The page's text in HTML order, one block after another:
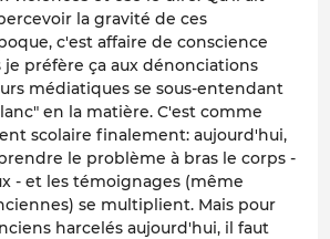
la gravité de ces
c'est affaire de conscience
je préfère ça aux dénonciations
médiatiques se sous-entendant
en la matière. C'est comme
scolaire finalement: aujourd'hui,
le problème à bras le corps -
- et les témoignages (même
se multiplient. Mais pour
harcelés aujourd'hui, il faut